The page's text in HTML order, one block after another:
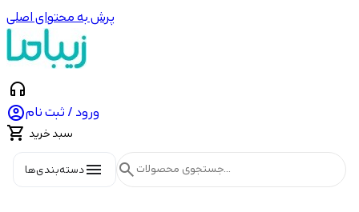
پرش به محتوای اصلی
headphones
ورود / ثبت نام
 سبد خرید
menuدسته‌بندی‌ها search